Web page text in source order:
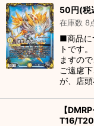
50円(税
在庫数 8
■商品に
トです
ますの
ご遠慮
が、店
【
T16/T20